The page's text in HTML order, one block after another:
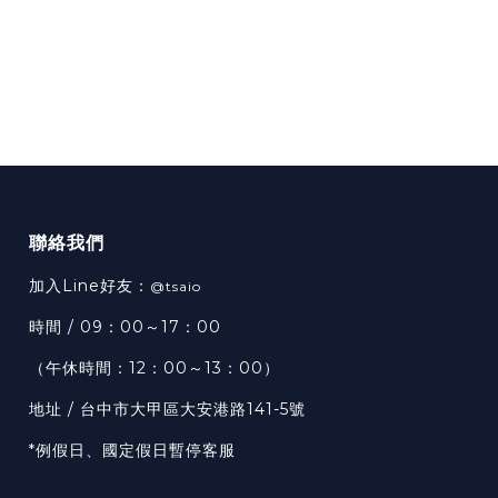
聯絡我們
加入Line好友： @tsaio
時間 / 09：00～17：00
（午休時間：12：00～13：00）
地址 / 台中市大甲區大安港路141-5號
*例假日、國定假日暫停客服